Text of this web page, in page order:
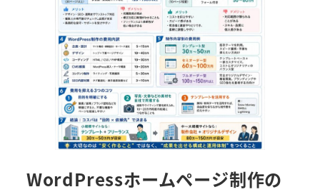
WordPressホームページ制作の